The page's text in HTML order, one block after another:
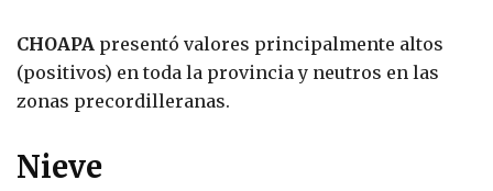
CHOAPA presentó valores principalmente altos
(positivos) en toda la provincia y neutros en las
zonas precordilleranas.
Nieve